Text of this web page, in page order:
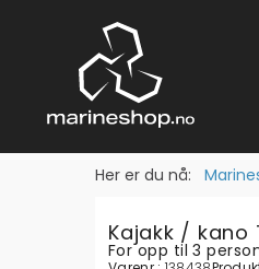
Her er du nå:
Kajakk / kano
For opp til 3